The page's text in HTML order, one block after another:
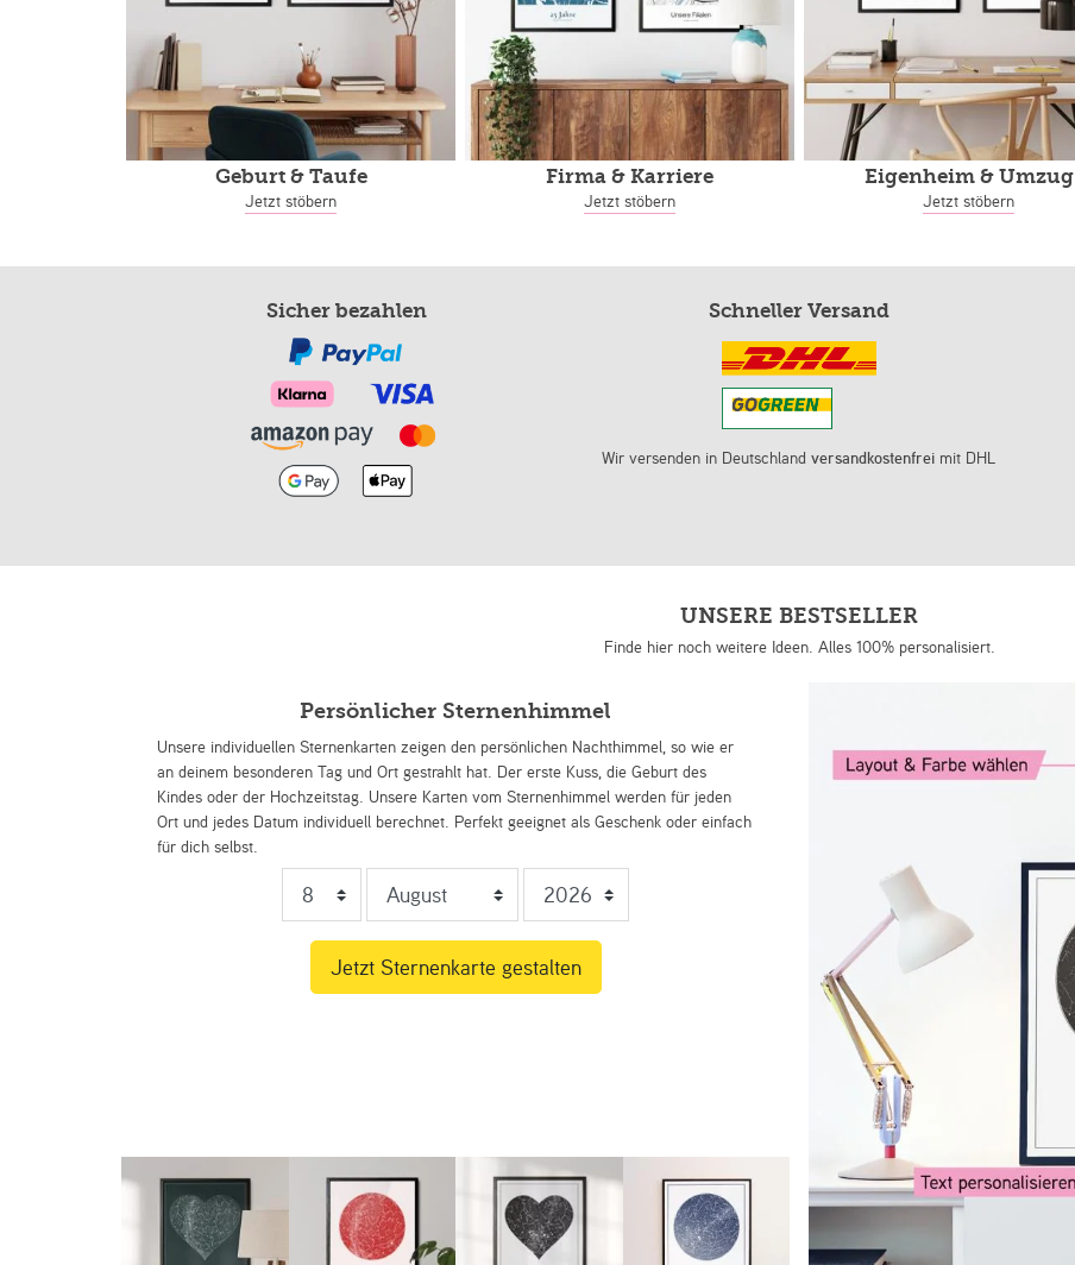
Geburt & Taufe
Jetzt stöbern
Firma & Karriere
Jetzt stöbern
Eigenheim& Umzug
Jetzt stöbern
Sicher bezahlen Schneller Versand
Wir versenden in Deutschlandversandkostenfrei mit DHL
UNSERE BESTSELLER
Finde hier noch weitere Ideen. Alles 100% personalisiert.
Persönlicher Sternenhimmel
Unsere individuellen Sternenkarten zeigen den persönlichen Nachthimmel, so wie er
an deinem besonderen Tag und Ort gestrahlt hat. Der erste Kuss, die Geburt des
Kindes oder der Hochzeitstag. Unsere Karten vom Sternenhimmel werden für jeden
Ort und jedes Datum individuell berechnet. Perfekt geeignet als Geschenk oder einfach
für dich selbst.